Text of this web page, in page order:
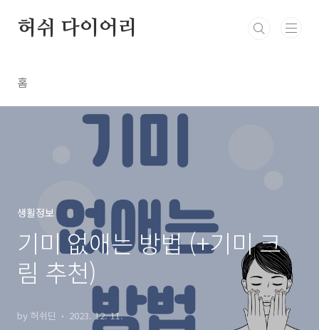
허쉬 다이어리
홈
생활정보
기미 없애는 방법 (+기미 크
림 추천)
by 허쉬딘 2023. 12. 11.